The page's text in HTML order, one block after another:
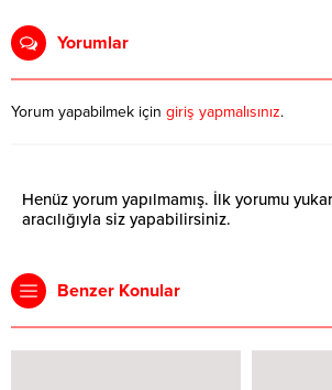
Yorumlar
Yorum yapabilmek için giriş yapmalısınız.
Henüz yorum yapılmamış. İlk yorumu
aracılığıyla siz yapabilirsiniz.
Benzer Konular